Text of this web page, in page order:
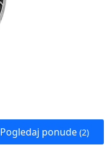
Pogledaj ponude (2)